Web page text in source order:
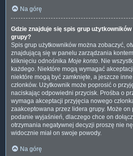
Na górę
Gdzie znajduje się spis grup użytkowników
grupy?
Spis grup użytkowników można zobaczyć,
znajdującą się w panelu zarządzania
kliknięciu odnośnika Moje konto. Nie
każdego. Niektóre mogą wymagać
niektóre mogą być zamknięte, a jeszcze
członków. Użytkownik może poprosić o
naciskając odpowiedni przycisk. Prośba o
wymaga akceptacji przyjęcia nowego
zaakceptowana przez lidera grupy. Może on
podanie wyjaśnień, dlaczego chce on
otrzymania negatywnej decyzji proszę nie
widocznie miał on swoje powody.
Na górę